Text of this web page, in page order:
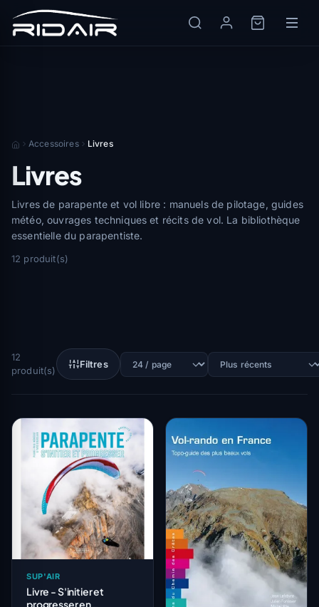
Accessoires Livres
Livres
Livres de parapente et vol libre : manuels de pilotage, guides
météo, ouvrages techniques et récits de vol. La bibliothèque
essentielle du parapentiste.
12 produit(s)
12
produit(s)
Filtres
SUP'AIR
Livre - S'initier et
progresser en